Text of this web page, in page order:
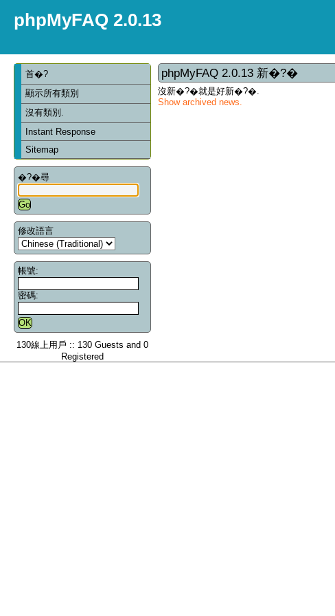
phpMyFAQ 2.0.13
首�?
顯示所有類別
沒有類別.
Instant Response
Sitemap
�?�尋
修改語言
帳號:
密碼:
130線上用戶 :: 130 Guests and 0
Registered
phpMyFAQ 2.0.13 新�?�
沒新�?�就是好新�?�.
Show archived news.